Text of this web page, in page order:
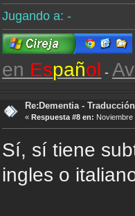
Jugando a: -
en Español -
Re:Dementia -
« Respuesta #8 en: Noviembre
Sí, sí tiene
ingles o